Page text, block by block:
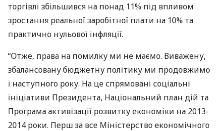
торгівлі збільшився на понад 11% під впливом
зростання реальної заробітної плати на 10% та
практично нульової інфляції.
“Отже, права на помилку ми не маємо. Виважену,
збалансовану бюджетну політику ми продовжимо
і наступного року. На це спрямовані соціальні
ініціативи Президента, Національний план дій та
Програма активізації розвитку економіки на 2013-
2014 роки. Перш за все Міністерство економічного